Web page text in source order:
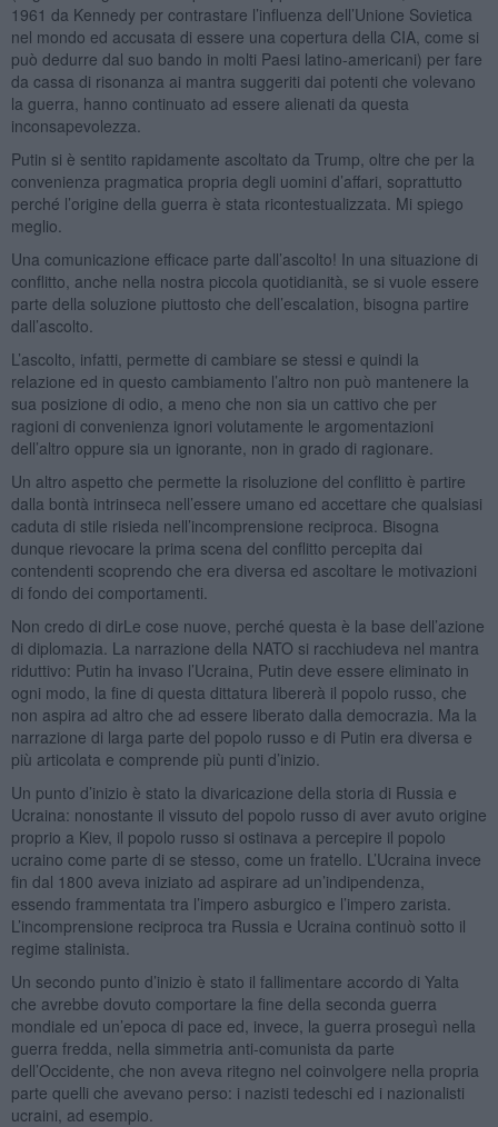
1961 da Kennedy per contrastare l’influenza dell’Unione Sovietica
nel mondo ed accusata di essere una copertura della CIA, come si
può dedurre dal suo bando in molti Paesi latino-americani) per fare
da cassa di risonanza ai mantra suggeriti dai potenti che volevano
la guerra, hanno continuato ad essere alienati da questa
inconsapevolezza.
Putin si è sentito rapidamente ascoltato da Trump, oltre che per la
convenienza pragmatica propria degli uomini d’affari, soprattutto
perché l’origine della guerra è stata ricontestualizzata. Mi spiego
meglio.
Una comunicazione efficace parte dall’ascolto! In una situazione di
conflitto, anche nella nostra piccola quotidianità, se si vuole essere
parte della soluzione piuttosto che dell’escalation, bisogna partire
dall’ascolto.
L’ascolto, infatti, permette di cambiare se stessi e quindi la
relazione ed in questo cambiamento l’altro non può mantenere la
sua posizione di odio, a meno che non sia un cattivo che per
ragioni di convenienza ignori volutamente le argomentazioni
dell’altro oppure sia un ignorante, non in grado di ragionare.
Un altro aspetto che permette la risoluzione del conflitto è partire
dalla bontà intrinseca nell’essere umano ed accettare che qualsiasi
caduta di stile risieda nell’incomprensione reciproca. Bisogna
dunque rievocare la prima scena del conflitto percepita dai
contendenti scoprendo che era diversa ed ascoltare le motivazioni
di fondo dei comportamenti.
Non credo di dirLe cose nuove, perché questa è la base dell’azione
di diplomazia. La narrazione della NATO si racchiudeva nel mantra
riduttivo: Putin ha invaso l’Ucraina, Putin deve essere eliminato in
ogni modo, la fine di questa dittatura libererà il popolo russo, che
non aspira ad altro che ad essere liberato dalla democrazia. Ma la
narrazione di larga parte del popolo russo e di Putin era diversa e
più articolata e comprende più punti d’inizio.
Un punto d’inizio è stato la divaricazione della storia di Russia e
Ucraina: nonostante il vissuto del popolo russo di aver avuto origine
proprio a Kiev, il popolo russo si ostinava a percepire il popolo
ucraino come parte di se stesso, come un fratello. L’Ucraina invece
fin dal 1800 aveva iniziato ad aspirare ad un’indipendenza,
essendo frammentata tra l’impero asburgico e l’impero zarista.
L’incomprensione reciproca tra Russia e Ucraina continuò sotto il
regime stalinista.
Un secondo punto d’inizio è stato il fallimentare accordo di Yalta
che avrebbe dovuto comportare la fine della seconda guerra
mondiale ed un’epoca di pace ed, invece, la guerra proseguì nella
guerra fredda, nella simmetria anti-comunista da parte
dell’Occidente, che non aveva ritegno nel coinvolgere nella propria
parte quelli che avevano perso: i nazisti tedeschi ed i nazionalisti
ucraini, ad esempio.